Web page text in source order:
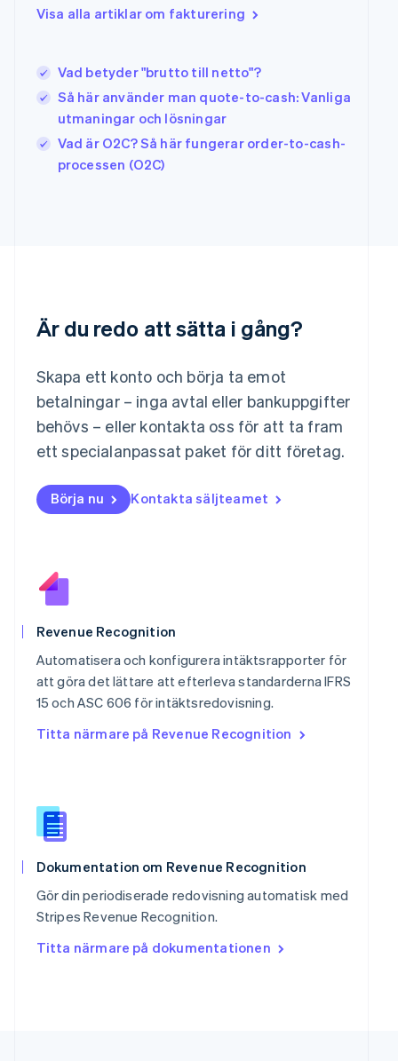
Visa alla artiklar om fakturering
Vad betyder "brutto till netto"?
Så här använder man quote-to-cash: Vanliga
utmaningar och lösningar
Vad är O2C? Så här fungerar order-to-cash-
processen (O2C)
Är du redo att sätta i gång?
Skapa ett konto och börja ta emot
betalningar – inga avtal eller bankuppgifter
behövs – eller kontakta oss för att ta fram
ett specialanpassat paket för ditt företag.
Börja nu Kontakta säljteamet
Revenue Recognition
Automatisera och konfigurera intäktsrapporter för
att göra det lättare att efterleva standarderna IFRS
15 och ASC 606 för intäktsredovisning.
Titta närmare på Revenue Recognition
Dokumentation om Revenue Recognition
Gör din periodiserade redovisning automatisk med
Stripes Revenue Recognition.
Titta närmare på dokumentationen
English
Japan
Kanada
EnglishFrançais
Kroatien
Italiano
Lettland
Malaysia
English
Mexiko
EspañolEnglish
Nederländerna
NederlandsEnglish
English
Nya Zeeland
Rumänien
English
DeutschFrançais ItalianoEnglish
Singapore
English简体中文
English
Español
Storbritannien
English
Sverige
Thailand
ไทย English
English